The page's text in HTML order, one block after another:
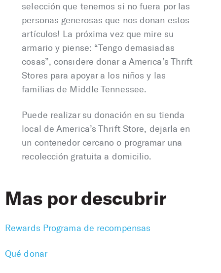
selección que tenemos si no fuera por las
personas generosas que nos donan estos
artículos! La próxima vez que mire su
armario y piense: “Tengo demasiadas
cosas”, considere donar a America’s Thrift
Stores para apoyar a los niños y las
familias de Middle Tennessee.
Puede realizar su donación en su tienda
local de America’s Thrift Store, dejarla en
un contenedor cercano o programar una
recolección gratuita a domicilio.
Mas por descubrir
Rewards Programa de recompensas
Qué donar